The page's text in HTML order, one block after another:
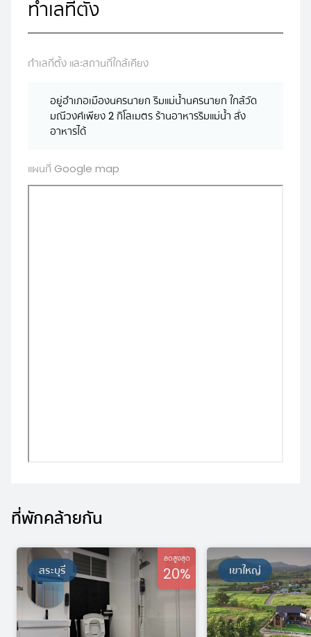
ทำเลที่ตั้ง
ทำเลที่ตั้ง และสถานที่ใกล้เคียง
อยู่อำเภอเมืองนครนายก ริมแม่น้ำนครนายก ใกล้วัด
มณีวงศ์เพียง 2 กิโลเมตร ร้านอาหารริมแม่น้ำ สั่ง
อาหารได้
แผนที่ Google map
ที่พักคล้ายกัน
สระบุรี
ลดสูงสุด
20% เขาใหญ่